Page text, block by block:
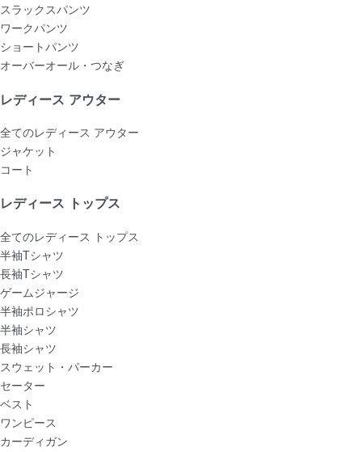
スラックスパンツ
ワークパンツ
ショートパンツ
オーバーオール・つなぎ
レディース アウター
全てのレディース アウター
ジャケット
コート
レディース トップス
全てのレディース トップス
半袖Tシャツ
長袖Tシャツ
ゲームジャージ
半袖ポロシャツ
半袖シャツ
長袖シャツ
スウェット・パーカー
セーター
ベスト
ワンピース
カーディガン